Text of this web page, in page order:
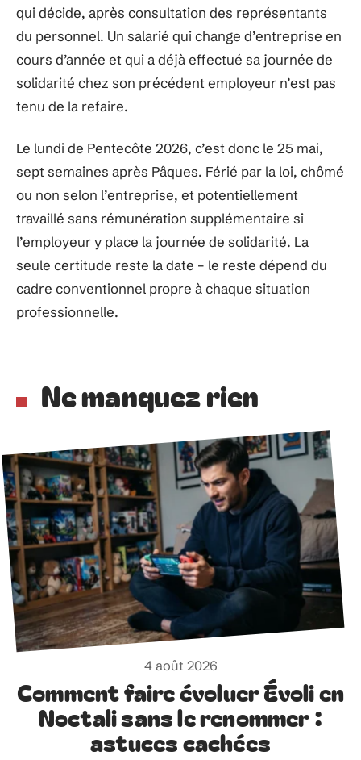
qui décide, après consultation des représentants
du personnel. Un salarié qui change d’entreprise en
cours d’année et qui a déjà effectué sa journée de
solidarité chez son précédent employeur n’est pas
tenu de la refaire.
Le lundi de Pentecôte 2026, c’est donc le 25 mai,
sept semaines après Pâques. Férié par la loi, chômé
ou non selon l’entreprise, et potentiellement
travaillé sans rémunération supplémentaire si
l’employeur y place la journée de solidarité. La
seule certitude reste la date – le reste dépend du
cadre conventionnel propre à chaque situation
professionnelle.
Ne manquez rien
4 août 2026
Comment faire évoluer Évoli en
Noctali sans le renommer :
astuces cachées